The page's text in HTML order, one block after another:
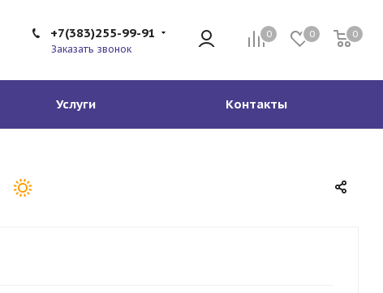
0 0 0
+7(383)255-99-91
Заказать звонок
Услуги Контакты